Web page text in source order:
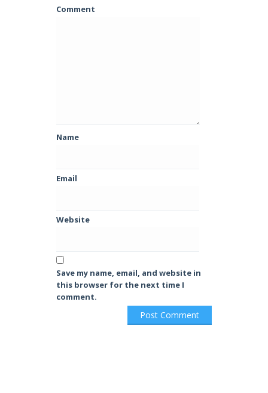
Comment
Name
Email
Website
Save my name, email, and website in
this browser for the next time I
comment.